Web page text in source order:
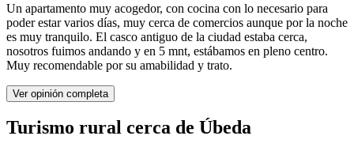
Un apartamento muy acogedor, con cocina con lo necesario para
poder estar varios días, muy cerca de comercios aunque por la noche
es muy tranquilo. El casco antiguo de la ciudad estaba cerca,
nosotros fuimos andando y en 5 mnt, estábamos en pleno centro.
Muy recomendable por su amabilidad y trato.
Ver opinión completa
Turismo rural cerca de Úbeda